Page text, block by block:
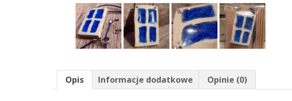
Opis Informacje dodatkowe Opinie (0)